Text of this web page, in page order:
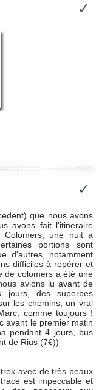
✓
✓
que nous avons
avons fait l'itineraire
une nuit a
portions sont
d'autres, notamment
difficiles à repérer et
de colomers a été une
avions lu avant de
des superbes
les chemins, un vrai
comme toujours !
avant le premier matin
pendant 4 jours, bus
de Rius (7€))
avec de très beaux
est impeccable et